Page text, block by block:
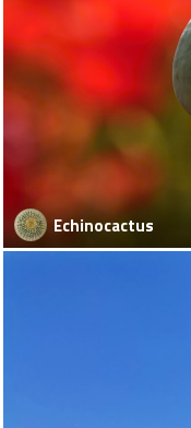
Echinocactus